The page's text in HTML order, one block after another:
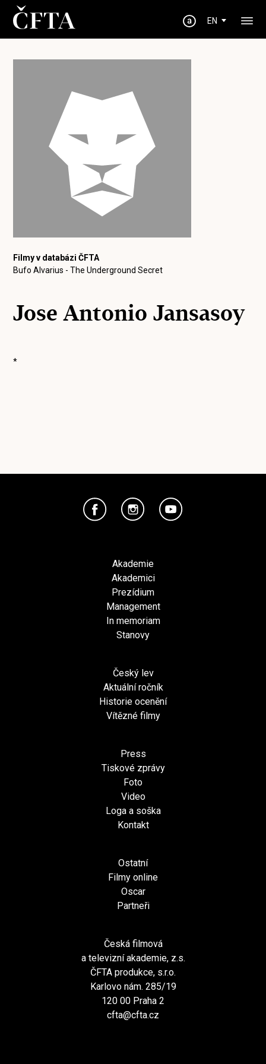
EN
Filmy v databázi ČFTA
Bufo Alvarius - The Underground Secret
Jose Antonio Jansasoy
*
Akademie
Akademici
Prezídium
Management
In memoriam
Stanovy
Český lev
Aktuální ročník
Historie ocenění
Vítězné filmy
Press
Tiskové zprávy
Foto
Video
Loga a soška
Kontakt
Ostatní
Filmy online
Oscar
Partneři
Česká filmová
a televizní akademie, z.s.
ČFTA produkce, s.r.o.
Karlovo nám. 285/19
120 00 Praha 2
cfta@cfta.cz